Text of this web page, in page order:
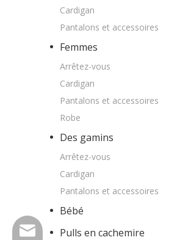
Cardigan
Pantalons et accessoires
Femmes
Arrêtez-vous
Cardigan
Pantalons et accessoires
Robe
Des gamins
Arrêtez-vous
Cardigan
Pantalons et accessoires
Bébé
Pulls en cachemire
wfs810@wfscashmere.com